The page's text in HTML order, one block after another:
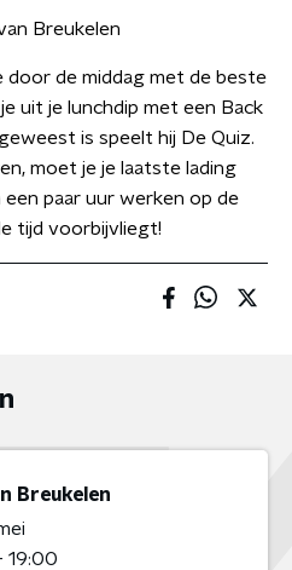
Breukelen
door de middag met de beste
uit je lunchdip met een Back
is speelt hij De Quiz.
moet je je laatste lading
paar uur werken op de
tijd voorbijvliegt!
Breukelen
19:00